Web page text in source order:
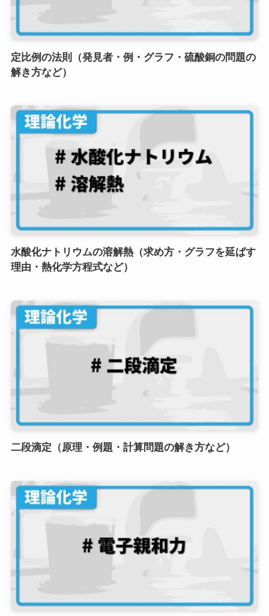
定比例の法則（発見者・例・グラフ・硫酸銅の問題の
解き方など）
水酸化ナトリウムの溶解熱（求め方・グラフを延ばす
理由・熱化学方程式など）
二段滴定（原理・例題・計算問題の解き方など）